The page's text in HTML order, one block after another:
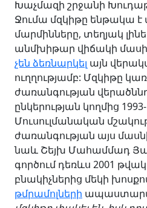
Խաչմազի շրջանի
Ջումա մզկիթը ենթակա
մարմինները, տեղյակ
անմխիթար վիճակի
չեն ձեռնարկել այն
ուղղությամբ: Մզկիթը
ժառանգության
ընկերության կողմից
Մուսուլմանական
ժառանգության այս
նաև Շեյխ Մահամմադ
գործում դեռևս 2001
բնակիչներից մեկի
թմրամոլների